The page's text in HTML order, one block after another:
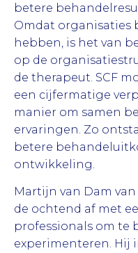
betere
Omdat organisaties
hebben, is het van
op de
de therapeut. SCF
een cijfermatige
manier om samen
ervaringen. Zo
betere
ontwikkeling.
Martijn van Dam
de ochtend af met
professionals om te
experimenteren. Hij